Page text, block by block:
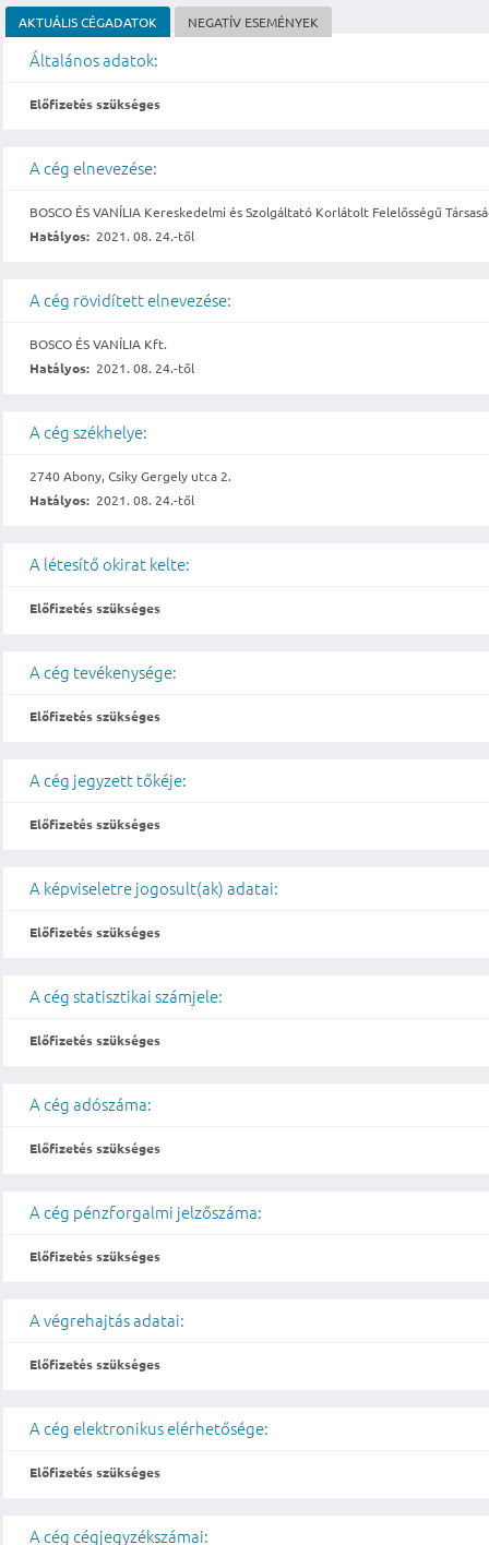
AKTUÁLIS CÉGADATOK NEGATÍV ESEMÉNYEK
Általános adatok:
Előfizetés szükséges
A cég elnevezése:
BOSCO ÉS VANÍLIA Kereskedelmi és Szolgáltató Korlátolt Felelősségű
Hatályos: 2021. 08. 24.-től
A cég rövidített elnevezése:
BOSCO ÉS VANÍLIA Kft.
Hatályos: 2021. 08. 24.-től
A cég székhelye:
2740 Abony, Csiky Gergely utca 2.
Hatályos: 2021. 08. 24.-től
A létesítő okirat kelte:
Előfizetés szükséges
A cég tevékenysége:
Előfizetés szükséges
A cég jegyzett tőkéje:
Előfizetés szükséges
A képviseletre jogosult(ak) adatai:
Előfizetés szükséges
A cég statisztikai számjele:
Előfizetés szükséges
A cég adószáma:
Előfizetés szükséges
A cég pénzforgalmi jelzőszáma:
Előfizetés szükséges
A végrehajtás adatai:
Előfizetés szükséges
A cég elektronikus elérhetősége:
Előfizetés szükséges
A cég cégjegyzékszámai: